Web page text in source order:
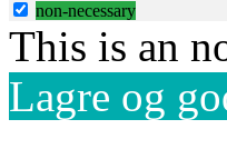
non-necessary
This is an
Lagre og